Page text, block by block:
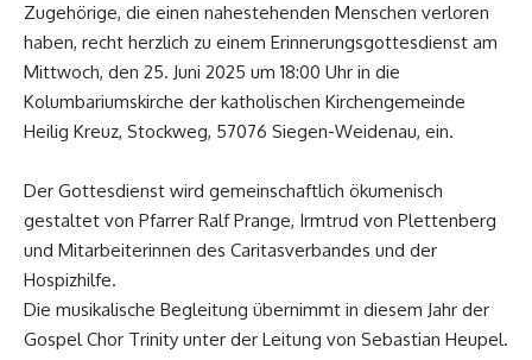
Zugehörige, die einen nahestehenden Menschen verloren
haben, recht herzlich zu einem Erinnerungsgottesdienst am
Mittwoch, den 25. Juni 2025 um 18:00 Uhr in die
Kolumbariumskirche der katholischen Kirchengemeinde
Heilig Kreuz, Stockweg, 57076 Siegen-Weidenau, ein.
Der Gottesdienst wird gemeinschaftlich ökumenisch
gestaltet von Pfarrer Ralf Prange, Irmtrud von Plettenberg
und Mitarbeiterinnen des Caritasverbandes und der
Hospizhilfe.
Die musikalische Begleitung übernimmt in diesem Jahr der
Gospel Chor Trinity unter der Leitung von Sebastian Heupel.